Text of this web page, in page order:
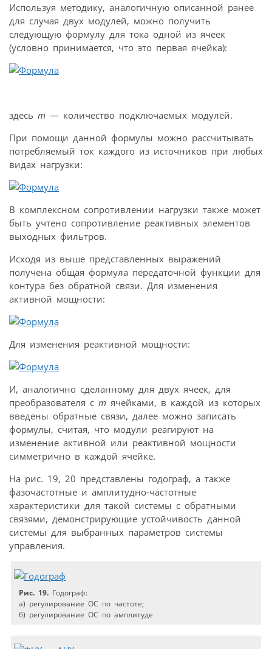
Используя методику, аналогичную описанной ранее
для случая двух модулей, можно получить
следующую формулу для тока одной из ячеек
(условно принимается, что это первая ячейка):
здесь m — количество подключаемых модулей.
При помощи данной формулы можно рассчитывать
потребляемый ток каждого из источников при любых
видах нагрузки:
В комплексном сопротивлении нагрузки также может
быть учтено сопротивление реактивных элементов
выходных фильтров.
Исходя из выше представленных выражений
получена общая формула передаточной функции для
контура без обратной связи. Для изменения
активной мощности:
Для изменения реактивной мощности:
И, аналогично сделанному для двух ячеек, для
преобразователя с m ячейками, в каждой из которых
введены обратные связи, далее можно записать
формулы, считая, что модули реагируют на
изменение активной или реактивной мощности
симметрично в каждой ячейке.
На рис. 19, 20 представлены годограф, а также
фазочастотные и амплитудно-частотные
характеристики для такой системы с обратными
связями, демонстрирующие устойчивость данной
системы для выбранных параметров системы
управления.
Рис. 19. Годограф:
а) регулирование ОС по частоте;
б) регулирование ОС по амплитуде